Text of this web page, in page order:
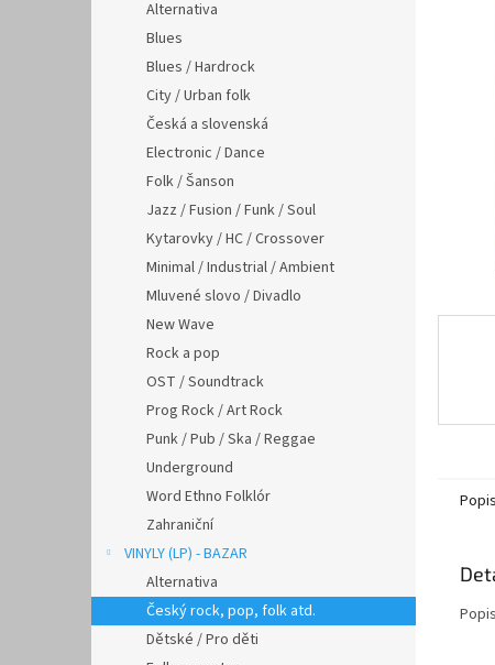
Alternativa
Blues
Blues / Hardrock
City / Urban folk
Česká a slovenská
Electronic / Dance
Folk / Šanson
Jazz / Fusion / Funk / Soul
Kytarovky / HC / Crossover
Minimal / Industrial / Ambient
Mluvené slovo / Divadlo
New Wave
Rock a pop
OST / Soundtrack
Prog Rock / Art Rock
Punk / Pub / Ska / Reggae
Underground
Word Ethno Folklór
Zahraniční
VINYLY (LP) - BAZAR
Alternativa
Český rock, pop, folk atd.
Dětské / Pro děti
Popis